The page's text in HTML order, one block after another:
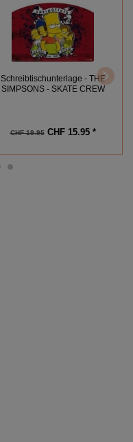
Schreibtischunterlage - THE
SIMPSONS - SKATE CREW
CHF 19.95CHF 15.95 *